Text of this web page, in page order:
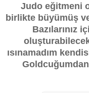
Judo eğitmeni
birlikte büyümüş
Bazılarınız
ısınamadım